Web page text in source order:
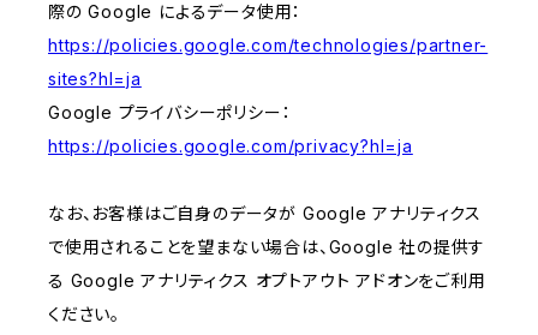
際の Google によるデータ使用：
https://policies.google.com/technologies/partner-
sites?hl=ja
Google プライバシーポリシー：
https://policies.google.com/privacy?hl=ja
なお、お客様はご自身のデータが Google アナリティクス
で使用されることを望まない場合は、Google 社の提供す
る Google アナリティクス オプトアウト アドオンをご利用
ください。